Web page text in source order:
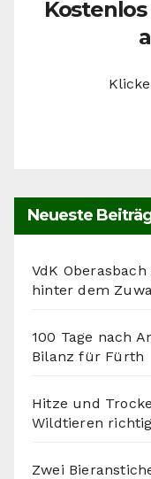
Neueste
VdK
hinter dem
100 Tage nach
Bilanz für Fürth
Hitze und
Wildtieren richtig
Zwei